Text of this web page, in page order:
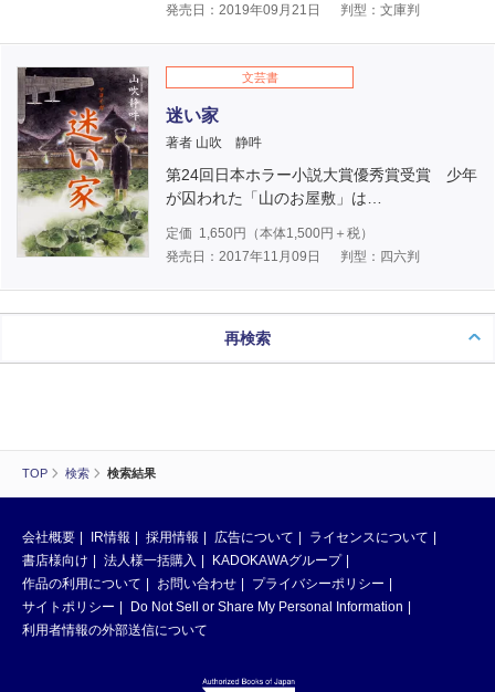
TOP 検索 検索結果
発売日：2019年09月21日
判型：文庫判
文芸書
迷い家
著者 山吹 静吽
第24回日本ホラー小説大賞優秀賞受賞 少年
が囚われた「山のお屋敷」は…
定価 1,650円（本体1,500円＋税）
発売日：2017年11月09日
判型：四六判
再検索
会社概要 IR情報 採用情報 広告について
ライセンスについて
書店様向け
法人様一括購入
KADOKAWAグループ
作品の利用について
お問い合わせ
プライバシーポリシー
サイトポリシー
Do Not Sell or Share My Personal Information
利用者情報の外部送信について